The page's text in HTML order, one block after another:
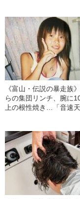
《富山・伝説の暴走族
らの集団リンチ、腕に
上の根性焼き…「音速